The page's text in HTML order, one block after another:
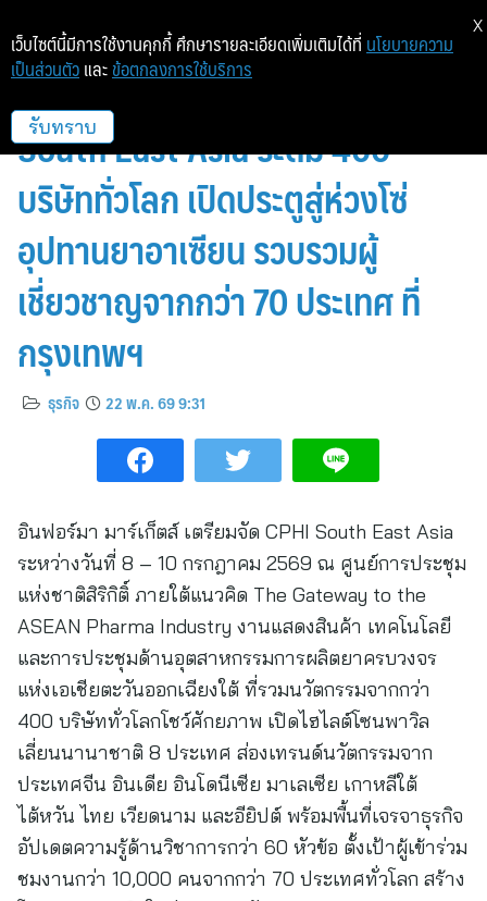
อินฟอร์มา มาร์เก็ตส์ จัดงาน CPHI
South East Asia ระดม 400
บริษัททั่วโลก เปิดประตูสู่ห่วงโซ่
อุปทานยาอาเซียน รวบรวมผู้
เชี่ยวชาญจากกว่า 70 ประเทศ ที่
กรุงเทพฯ
ธุรกิจ 22 พ.ค. 69 9:31
อินฟอร์มา มาร์เก็ตส์ เตรียมจัด CPHI South East Asia
ระหว่างวันที่ 8 – 10 กรกฎาคม 2569 ณ ศูนย์การประชุม
แห่งชาติสิริกิติ์ ภายใต้แนวคิด The Gateway to the
ASEAN Pharma Industry งานแสดงสินค้า เทคโนโลยี
และการประชุมด้านอุตสาหกรรมการผลิตยาครบวงจร
แห่งเอเชียตะวันออกเฉียงใต้ ที่รวมนวัตกรรมจากกว่า
400 บริษัททั่วโลกโชว์ศักยภาพ เปิดไฮไลต์โซนพาวิล
เลี่ยนนานาชาติ 8 ประเทศ ส่องเทรนด์นวัตกรรมจาก
ประเทศจีน อินเดีย อินโดนีเซีย มาเลเซีย เกาหลีใต้
ไต้หวัน ไทย เวียดนาม และอียิปต์ พร้อมพื้นที่เจรจาธุรกิจ
อัปเดตความรู้ด้านวิชาการกว่า 60 หัวข้อ ตั้งเป้าผู้เข้าร่วม
ชมงานกว่า 10,000 คนจากกว่า 70 ประเทศทั่วโลก สร้าง
เว็บไซต์นี้มีการใช้งานคุกกี้ ศึกษารายละเอียดเพิ่มเติมได้ที่ นโยบายความ
เป็นส่วนตัว และ ข้อตกลงการใช้บริการ
รับทราบ
X